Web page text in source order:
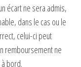
écart ne sera admis,
dans le cas ou le
celui-ci peut
remboursement ne
bord.